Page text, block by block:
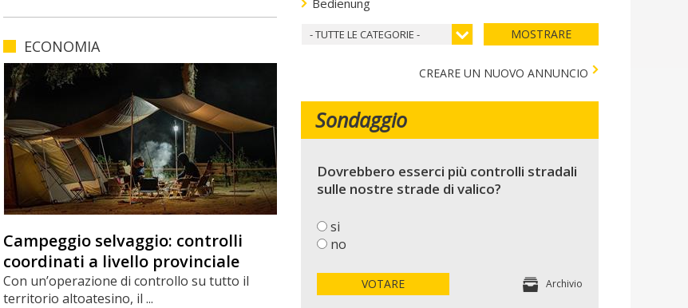
ECONOMIA
Campeggio selvaggio: controlli
coordinati a livello provinciale
Con un’operazione di controllo su tutto il
territorio altoatesino, il ...
- TUTTE LE CATEGORIE - MOSTRARE
CREARE UN NUOVO ANNUNCIO
Sondaggio
Dovrebbero esserci più controlli stradali
sulle nostre strade di valico?
si
no
VOTARE Archivio